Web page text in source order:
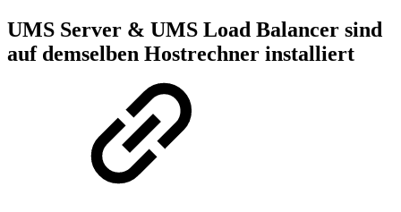
UMS Server & UMS Load Balancer sind
auf demselben Hostrechner installiert